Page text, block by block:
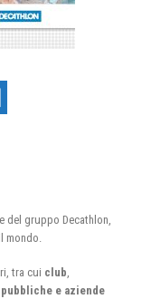
del gruppo Decathlon,
mondo.
tra cui club
e aziende